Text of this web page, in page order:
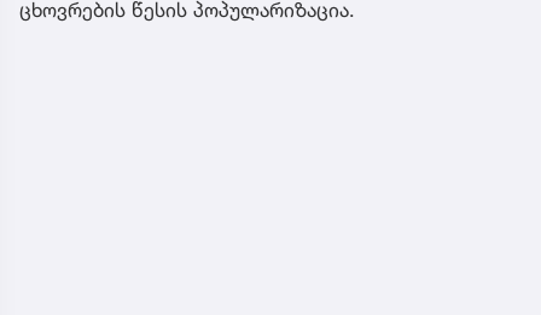
ცხოვრების წესის პოპულარიზაცია.